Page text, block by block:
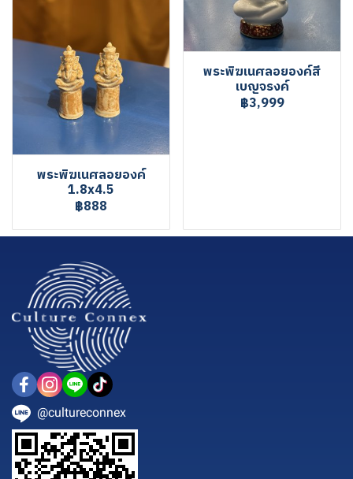
พระพิฆเนศลอยองค์
1.8x4.5
฿888
พระพิฆเนศลอยองค์สี
เบญจรงค์
฿3,999
@cultureconnex